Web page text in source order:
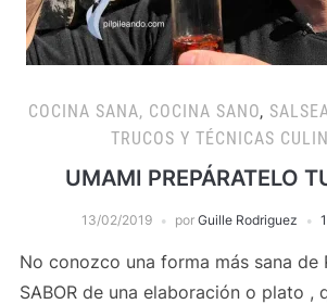
COCINA SANA, COCINA SANO,
TRUCOS Y TÉCNICAS
UMAMI PREPÁRATELO
13/02/2019 por Guille Rodriguez
No conozco una forma más sana de
SABOR de una elaboración o plato ,